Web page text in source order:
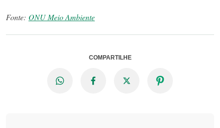
Fonte: ONU Meio Ambiente
COMPARTILHE